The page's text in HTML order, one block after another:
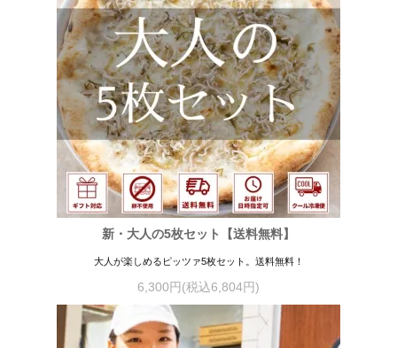
新・大人の5枚セット【送料無料】
大人が楽しめるピッツァ5枚セット。送料無料！
6,300円(税込6,804円)